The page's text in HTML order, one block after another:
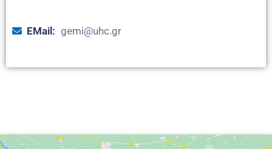
ΕMail: gemi@uhc.gr